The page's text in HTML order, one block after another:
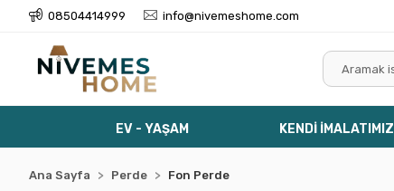
08504414999 info@nivemeshome.com
EV - YAŞAM KENDİ İMALATIMIZ
Ana Sayfa Perde Fon Perde